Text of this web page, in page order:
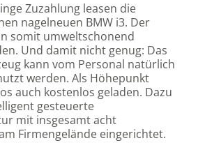
Zuzahlung leasen die
nagelneuen BMW i3. Der
somit umweltschonend
Und damit nicht genug: Das
kann vom Personal natürlich
werden. Als Höhepunkt
auch kostenlos geladen. Dazu
gesteuerte
mit insgesamt acht
Firmengelände eingerichtet.